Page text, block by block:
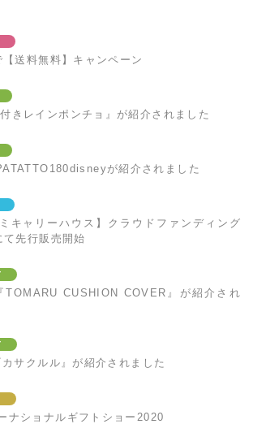
送料無料】キャンペーン
きレインポンチョ』が紹介されました
が紹介されました
キャリーハウス】クラウドファンディング
て先行販売開始
TOMARU CUSHION COVER』が紹介され
サクルル』が紹介されました
ナショナルギフトショー2020